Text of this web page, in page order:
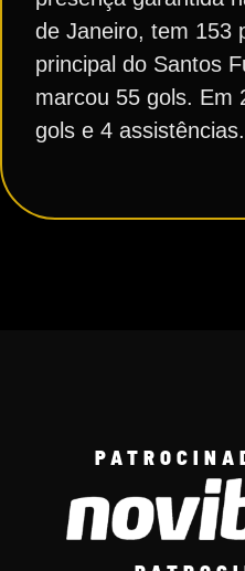
de Janeiro, tem 153
principal do Santos
marcou 55 gols. Em
gols e 4 assistências.